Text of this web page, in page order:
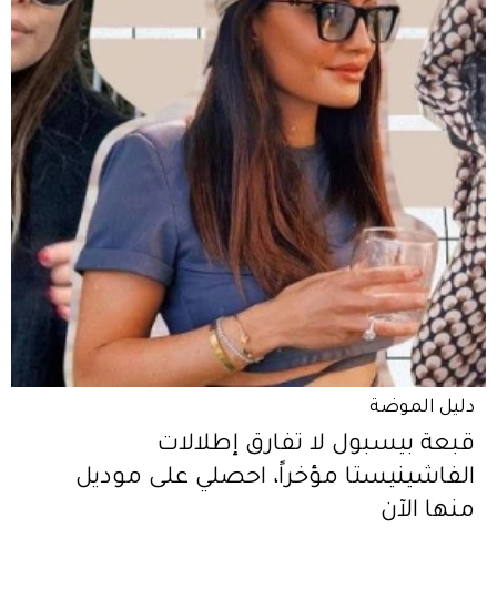
دليل الموضة
قبعة بيسبول لا تفارق إطلالات
الفاشينيستا مؤخراً، احصلي على موديل
منها الآن